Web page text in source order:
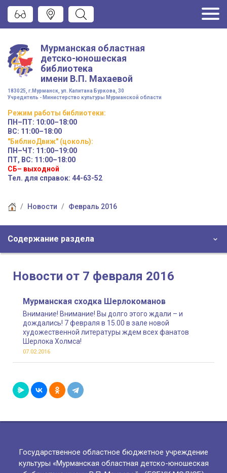
Мурманская областная
детско-юношеская
библиотека
имени В.П. Махаевой
183025, г.Мурманск, ул. Капитана Буркова, 30
Учредитель - Министерство культуры Мурманской области
Режим работы библиотеки:
ПН–ПТ: 10:00–18:00
ВС: 11:00–18:00
"БиблиоДвиж" (цоколь):
ПН–ЧТ: 11:00–19:00
ПТ, ВС: 11:00–18:00
СБ– выходной
Тел. для справок: 44-63-52
Новости Февраль 2016
Содержание раздела
Новости от 7 февраля 2016
Мурманская сходка Шерлокоманов
Внимание! Внимание! Вы долго этого ждали – и
дождались! 7 февраля в 15.00 в зале новой
художественной литературы ждем всех фанатов
Шерлока Холмса!
07.02.2016
Государственное областное бюджетное учреждение
культуры «Мурманская областная детско-юношеская